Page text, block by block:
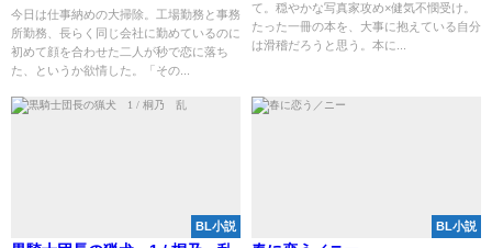
今日は仕事納めの大掃除。工場勤務と事務
所勤務、長らく同じ会社に勤めているのに
初めて顔を合わせた二人が秒で恋に落ち
た、というか欲情した。「その...
て。穏やかな写真家攻め×健気不憫受け。
たった一冊の本を、大事に抱えている自分
は滑稽だろうと思う。本に...
BL小説 BL小説